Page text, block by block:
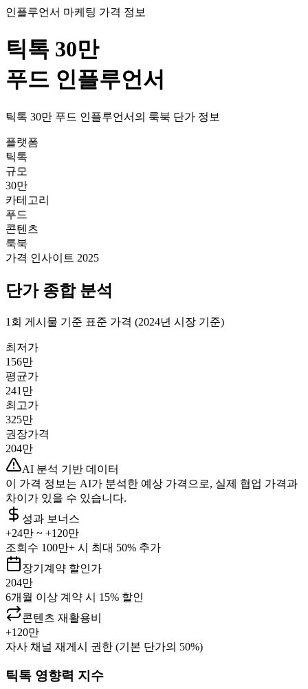
인플루언서 마케팅 가격 정보
틱톡 30만
푸드 인플루언서
틱톡 30만 푸드 인플루언서의 룩북 단가 정보
플랫폼
틱톡
규모
30만
카테고리
푸드
콘텐츠
룩북
가격 인사이트 2025
단가종합 분석
1회 게시물 기준 표준 가격 (2024년 시장 기준)
최저가
156만
평균가
241만
최고가
325만
권장가격
204만
AI 분석 기반 데이터
이 가격 정보는 AI가 분석한 예상 가격으로, 실제 협업 가격과
차이가 있을 수 있습니다.
성과 보너스
+24만 ~ +120만
조회수 100만+ 시 최대 50% 추가
장기계약 할인가
204만
6개월 이상 계약 시 15% 할인
콘텐츠 재활용비
+120만
자사 채널 재게시 권한 (기본 단가의 50%)
틱톡 영향력 지수